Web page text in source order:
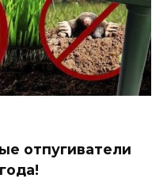
отпугиватели